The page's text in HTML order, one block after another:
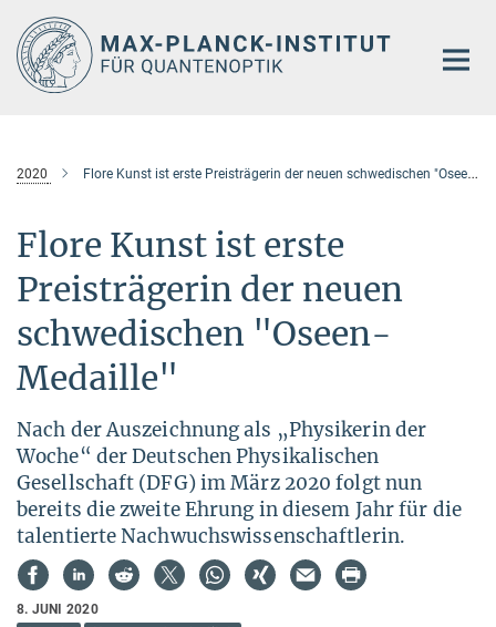
Hauptinhalt
2020 Flore Kunst ist erste Preisträgerin der neuen schwedischen "Oseen-Medaille"
Flore Kunst ist erste
Preisträgerin der neuen
schwedischen "Oseen-
Medaille"
Nach der Auszeichnung als „Physikerin der
Woche“ der Deutschen Physikalischen
Gesellschaft (DFG) im März 2020 folgt nun
bereits die zweite Ehrung in diesem Jahr für die
talentierte Nachwuchswissenschaftlerin.
8. JUNI 2020